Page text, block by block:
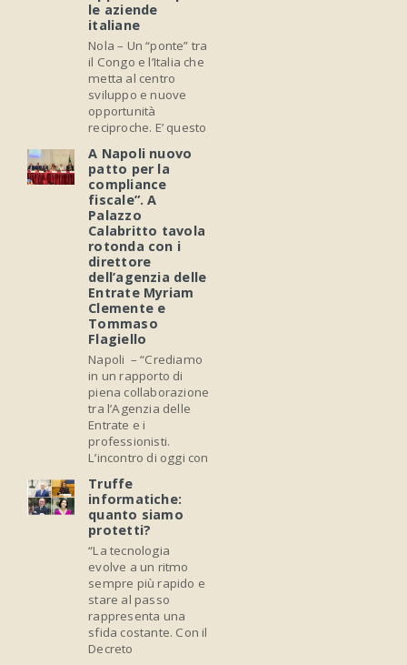
le aziende
italiane
Nola – Un “ponte” tra
il Congo e l’Italia che
metta al centro
sviluppo e nuove
opportunità
reciproche. E’ questo
A Napoli nuovo
patto per la
compliance
fiscale”. A
Palazzo
Calabritto tavola
rotonda con i
direttore
dell’agenzia delle
Entrate Myriam
Clemente e
Tommaso
Flagiello
Napoli – “Crediamo
in un rapporto di
piena collaborazione
tra l’Agenzia delle
Entrate e i
professionisti.
L’incontro di oggi con
Truffe
informatiche:
quanto siamo
protetti?
“La tecnologia
evolve a un ritmo
sempre più rapido e
stare al passo
rappresenta una
sfida costante. Con il
Decreto